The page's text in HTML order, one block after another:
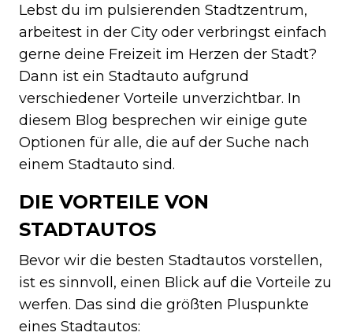
Lebst du im pulsierenden Stadtzentrum,
arbeitest in der City oder verbringst einfach
gerne deine Freizeit im Herzen der Stadt?
Dann ist ein Stadtauto aufgrund
verschiedener Vorteile unverzichtbar. In
diesem Blog besprechen wir einige gute
Optionen für alle, die auf der Suche nach
einem Stadtauto sind.
DIE VORTEILE VON
STADTAUTOS
Bevor wir die besten Stadtautos vorstellen,
ist es sinnvoll, einen Blick auf die Vorteile zu
werfen. Das sind die größten Pluspunkte
eines Stadtautos: